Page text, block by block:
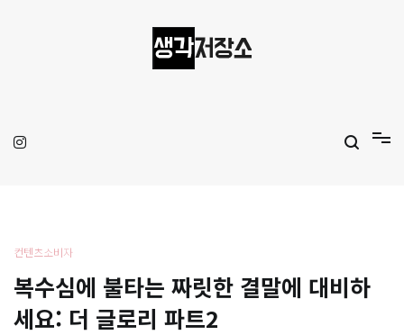
컨텐츠소비자
복수심에 불타는 짜릿한 결말에 대비하
세요: 더 글로리 파트2